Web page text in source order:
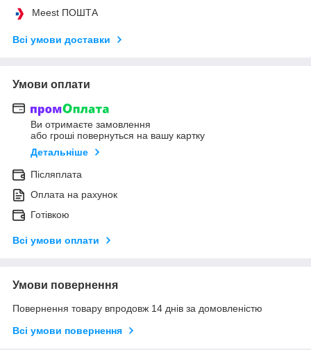
Meest ПОШТА
Всі умови доставки
Умови оплати
Ви отримаєте замовлення
або гроші повернуться на вашу картку
Детальніше
Післяплата
Оплата на рахунок
Готівкою
Всі умови оплати
Умови повернення
Повернення товару впродовж 14 днів за домовленістю
Всі умови повернення